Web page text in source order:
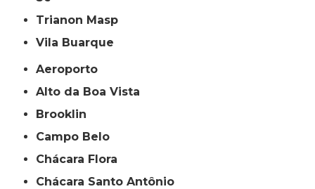
Trianon Masp
Vila Buarque
Aeroporto
Alto da Boa Vista
Brooklin
Campo Belo
Chácara Flora
Chácara Santo Antônio